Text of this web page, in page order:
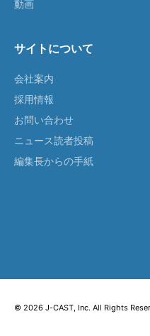
動画
サイトについて
会社案内
採用情報
お問い合わせ
ニュース読者投稿
編集長からの手紙
© 2026 J-CAST, Inc. All Rights